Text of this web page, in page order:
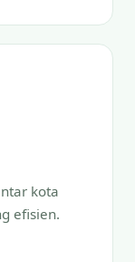
kota
efisien.